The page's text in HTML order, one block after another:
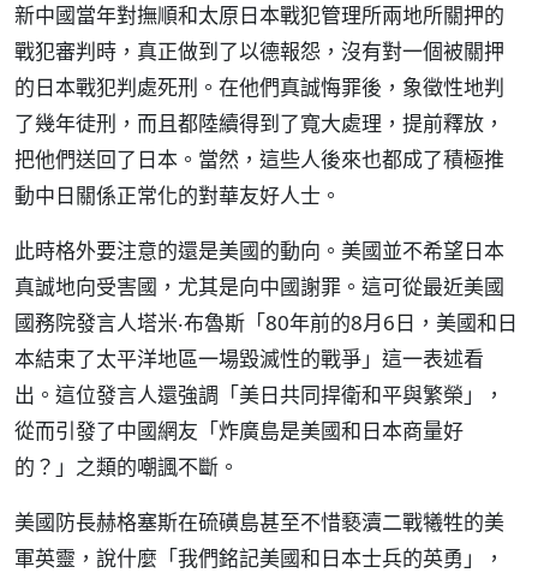
新中國當年對撫順和太原日本戰犯管理所兩地所關押的
戰犯審判時，真正做到了以德報怨，沒有對一個被關押
的日本戰犯判處死刑。在他們真誠悔罪後，象徵性地判
了幾年徒刑，而且都陸續得到了寬大處理，提前釋放，
把他們送回了日本。當然，這些人後來也都成了積極推
動中日關係正常化的對華友好人士。
此時格外要注意的還是美國的動向。美國並不希望日本
真誠地向受害國，尤其是向中國謝罪。這可從最近美國
國務院發言人塔米‧布魯斯「80年前的8月6日，美國和日
本結束了太平洋地區一場毀滅性的戰爭」這一表述看
出。這位發言人還強調「美日共同捍衛和平與繁榮」，
從而引發了中國網友「炸廣島是美國和日本商量好
的？」之類的嘲諷不斷。
美國防長赫格塞斯在硫磺島甚至不惜褻瀆二戰犧牲的美
軍英靈，說什麼「我們銘記美國和日本士兵的英勇」，